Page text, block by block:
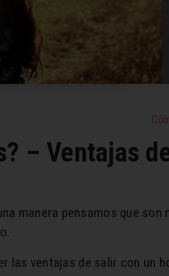
– Ventajas
manera pensamos que son
las ventajas de salir con un